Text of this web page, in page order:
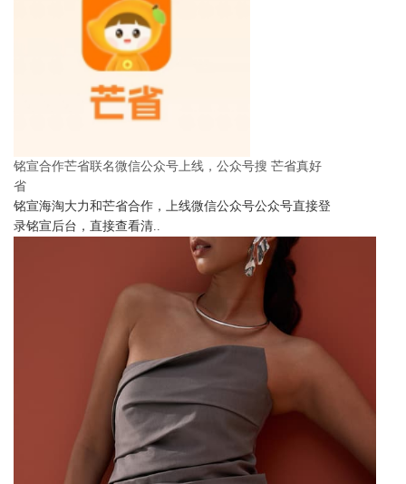
铭宣合作芒省联名微信公众号上线，公众号搜 芒省真好
省
铭宣海淘大力和芒省合作，上线微信公众号公众号直接登
录铭宣后台，直接查看清..